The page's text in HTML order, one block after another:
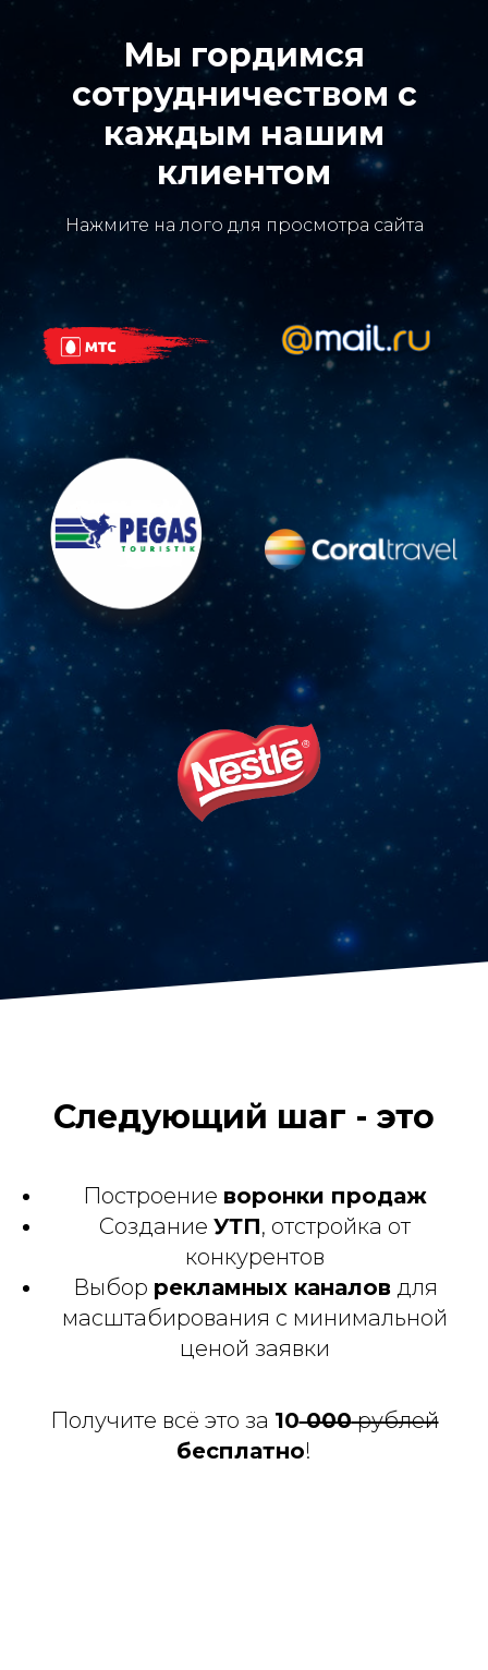
Мы гордимся
сотрудничеством с
каждым нашим
клиентом
Нажмите на лого для просмотра сайта
Следующий шаг - это
Построение воронки продаж
Создание УТП, отстройка от
конкурентов
Выбор рекламных каналов для
масштабирования с минимальной
ценой заявки
Получите всё это за 10000рублей
бесплатно!